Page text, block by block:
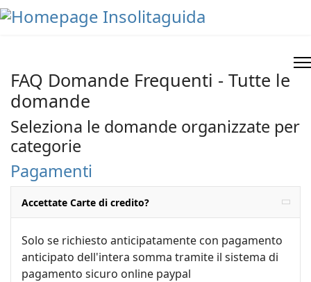
FAQ Domande Frequenti - Tutte le
domande
Seleziona le domande organizzate per
categorie
Pagamenti
Accettate Carte di credito?
Solo se richiesto anticipatamente con pagamento
anticipato dell'intera somma tramite il sistema di
pagamento sicuro online paypal